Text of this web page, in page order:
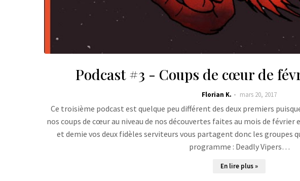
Podcast #3 - Coups de cœur de
Florian K. mars 20, 2017
Ce troisième podcast est quelque peu différent des deux premiers
nos coups de cœur au niveau de nos découvertes faites au mois de février
et demie vos deux fidèles serviteurs vous partagent donc les groupes
programme : Deadly Vipers…
En lire plus »